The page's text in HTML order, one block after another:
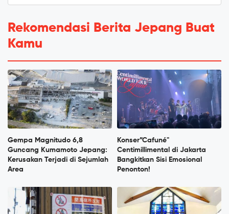
Rekomendasi Berita Jepang Buat
Kamu
Gempa Magnitudo 6,8
Guncang Kumamoto Jepang:
Kerusakan Terjadi di Sejumlah
Area
Konser”Cafuné"
Centimillimental di Jakarta
Bangkitkan Sisi Emosional
Penonton!